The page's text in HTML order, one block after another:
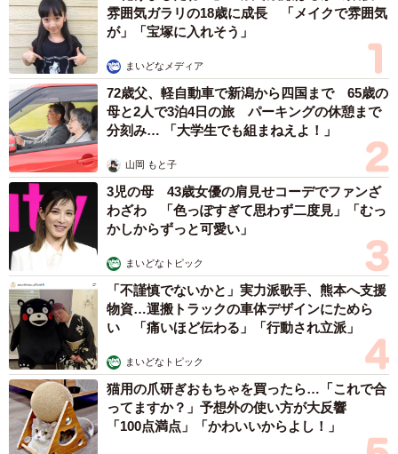
雰囲気ガラリの18歳に成長 「メイクで雰囲気
が」「宝塚に入れそう」
まいどなメディア
72歳父、軽自動車で新潟から四国まで 65歳の
母と2人で3泊4日の旅 パーキングの休憩まで
分刻み… 「大学生でも組まねえよ！」
山岡 もと子
3児の母 43歳女優の肩見せコーデでファンざ
わざわ 「色っぽすぎて思わず二度見」「むっ
かしからずっと可愛い」
まいどなトピック
「不謹慎でないかと」実力派歌手、熊本へ支援
物資…運搬トラックの車体デザインにためら
い 「痛いほど伝わる」「行動され立派」
まいどなトピック
猫用の爪研ぎおもちゃを買ったら…「これで合
ってますか？」予想外の使い方が大反響
「100点満点」「かわいいからよし！」